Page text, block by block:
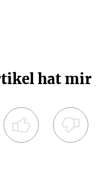
hat mir